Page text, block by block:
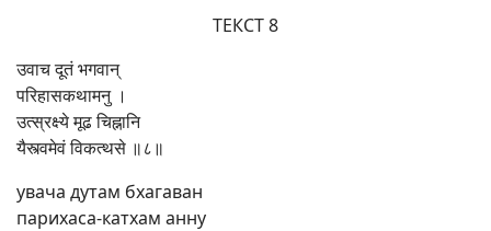
ТЕКСТ 8
उवाच दूतं भगवान्
परिहासकथामनु ।
उत्स्रक्ष्ये मूढ चिह्नानि
यैस्त्वमेवं विकत्थसे ॥८॥
увача дутам бхагаван
парихаса-катхам анну